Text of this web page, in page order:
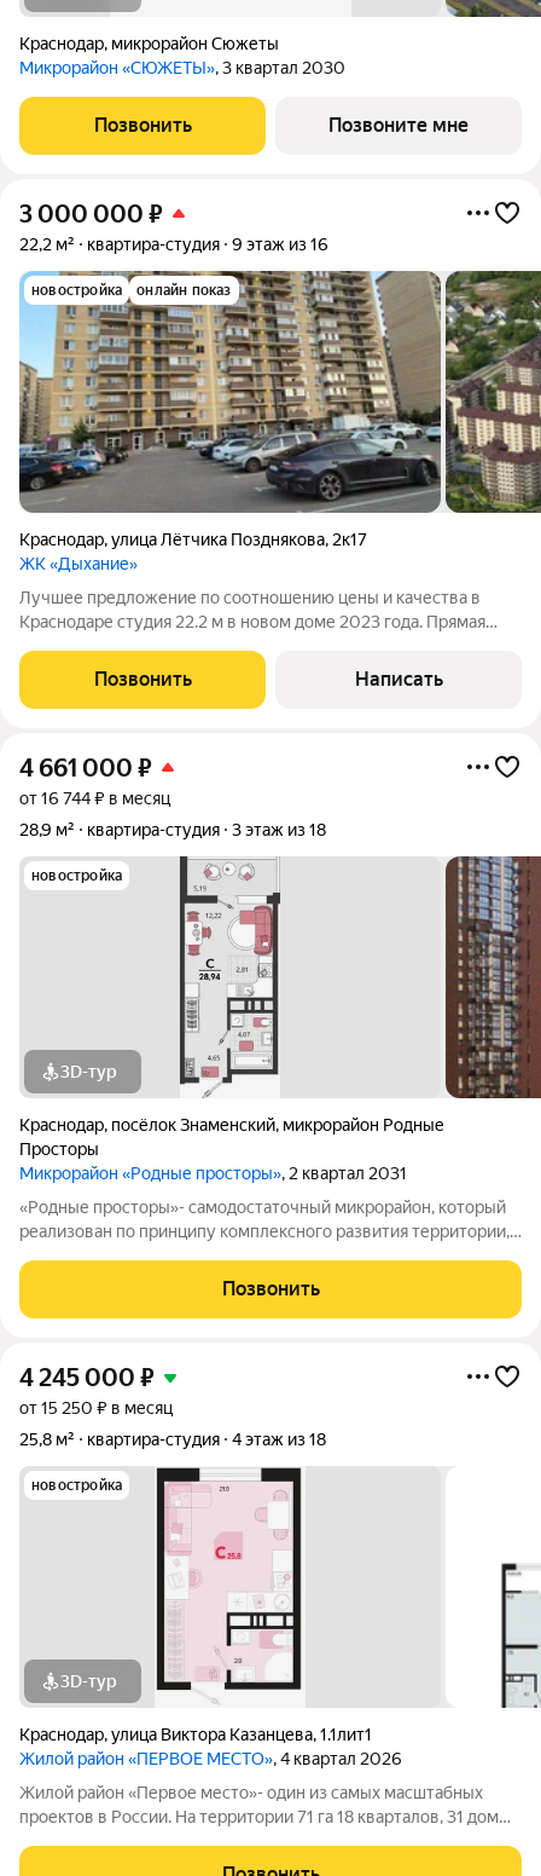
Краснодар, микрорайон Сюжеты
Микрорайон «СЮЖЕТЫ», 3 квартал 2030
Позвонить Позвоните мне
3 000 000 ₽
22,2 м² квартира-студия 9 этаж из 16
новостройка онлайн показ
Краснодар,улица Лётчика Позднякова, 2к17
ЖК «Дыхание»
Лучшее предложение по соотношению цены и качества в
Краснодаре студия 22.2 м в новом доме 2023 года. Прямая
ипотека. Отличный вариант как для собственного проживания,
так и для инвестиций с
Позвонить Написать
4 661 000 ₽
от 16 744 ₽ в месяц
28,9 м²
квартира-студия 3 этаж из 18
новостройка
3D-тур
Краснодар, посёлок Знаменский, микрорайон Родные
Просторы
Микрорайон «Родные просторы», 2 квартал 2031
«Родные просторы»- самодостаточный микрорайон, который
реализован по принципу комплексного развития территории,
территории 41 га 29 домов от 9 до 24 этажей, уютные дворы со
спортивными и игровыми
Позвонить
4 245 000 ₽
от 15 250 ₽ в месяц
25,8 м²
квартира-студия 4 этаж из 18
новостройка
3D-тур
Краснодар,улица Виктора Казанцева,1.1лит1
Жилой район «ПЕРВОЕ МЕСТО», 4 квартал 2026
Жилой район «Первое место»- один из самых масштабных
проектов в России. На территории 71 га 18 кварталов, 31 дом
га, храмовый комплекс, пешеходный бульвар «Круг семьи»,